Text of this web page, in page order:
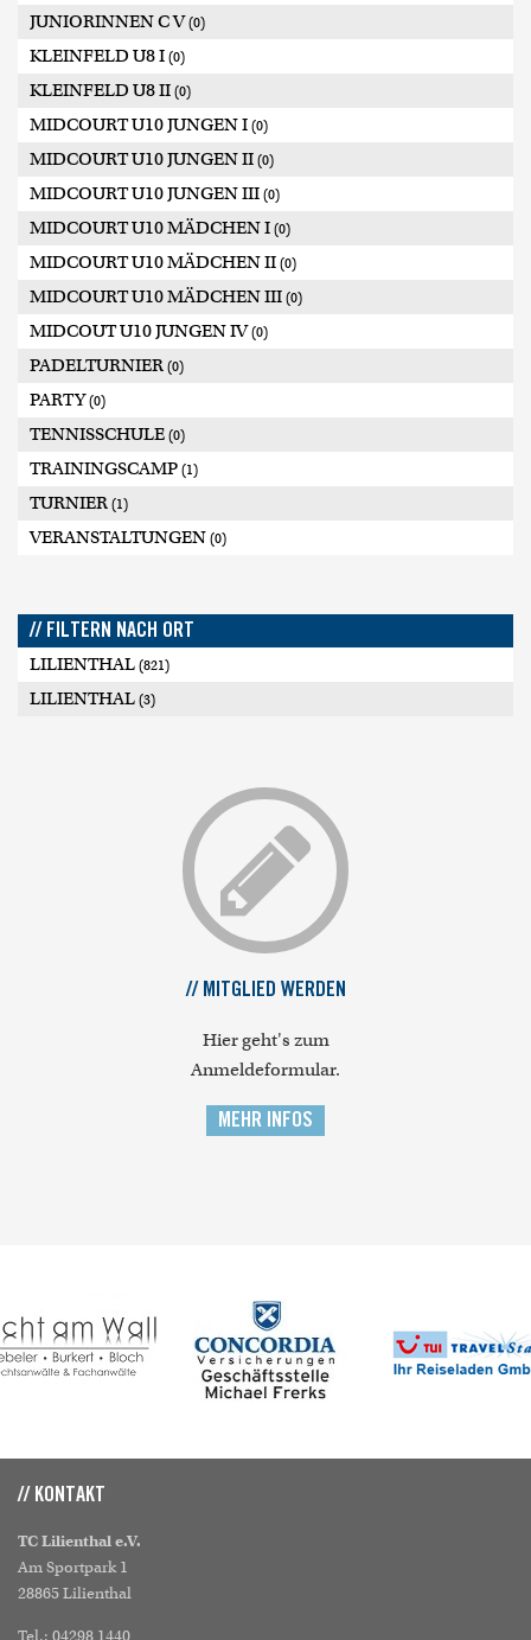
JUNIORINNEN C V(0)
KLEINFELD U8 I (0)
KLEINFELD U8 II (0)
MIDCOURT U10 JUNGEN I (0)
MIDCOURT U10 JUNGEN II (0)
MIDCOURT U10 JUNGEN III (0)
MIDCOURT U10 MÄDCHEN I (0)
MIDCOURT U10 MÄDCHEN II (0)
MIDCOURT U10 MÄDCHEN III (0)
MIDCOUT U10 JUNGEN IV(0)
PADELTURNIER (0)
PARTY(0)
TENNISSCHULE (0)
TRAININGSCAMP (1)
TURNIER (1)
VERANSTALTUNGEN (0)
// FILTERN NACH ORT
LILIENTHAL (821)
LILIENTHAL (3)
// MITGLIED WERDEN
Hier geht's zum
Anmeldeformular.
MEHR INFOS
// KONTAKT
TC Lilienthal e.V.
Am Sportpark 1
28865 Lilienthal